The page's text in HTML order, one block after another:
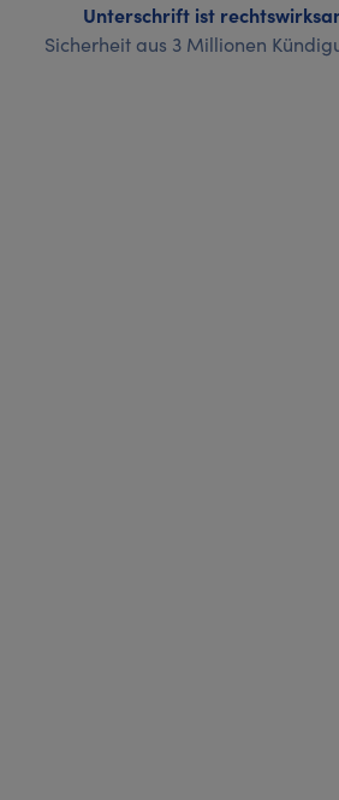
Unterschrift ist
Sicherheit aus 3 Millionen